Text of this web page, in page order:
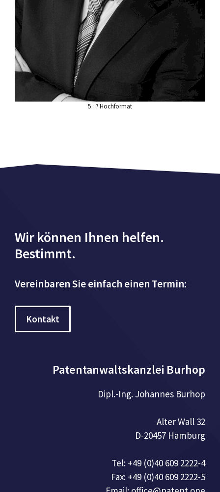
5 : 7 Hochformat
Wir können Ihnen helfen.
Bestimmt.
Vereinbaren Sie einfach einen Termin:
Kontakt
Patentanwaltskanzlei Burhop
Dipl.-Ing. Johannes Burhop
Alter Wall 32
D-20457 Hamburg
Tel: +49 (0)40 609 2222-4
Fax: +49 (0)40 609 2222-5